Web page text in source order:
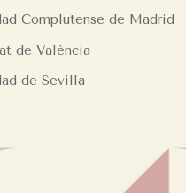
Complutense de Madrid
de València
de Sevilla